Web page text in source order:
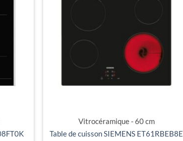
Vitrocéramique - 60 cm
Table de cuisson SIEMENS ET61RBEB8E